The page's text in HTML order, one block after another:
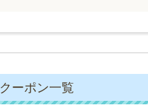
クーポン一覧